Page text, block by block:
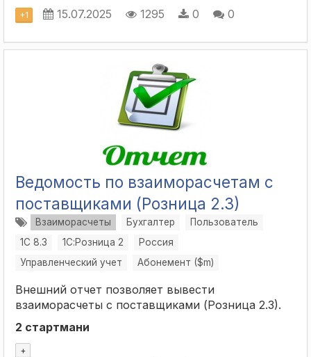
+1 15.07.2025 1295 0 0
Ведомость по взаиморасчетам с
поставщиками (Розница 2.3)
Взаиморасчеты Бухгалтер
Пользователь
1С 8.3
1С:Розница 2
Россия
Управленческий учет
Абонемент ($m)
Внешний отчет позволяет вывести
взаиморасчеты с поставщиками (Розница 2.3).
2 стартмани
+